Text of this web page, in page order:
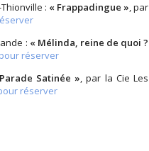
: « Frappadingue », par
: « Mélinda, reine de quoi ?
réserver
Satinée », par la Cie Les
réserver